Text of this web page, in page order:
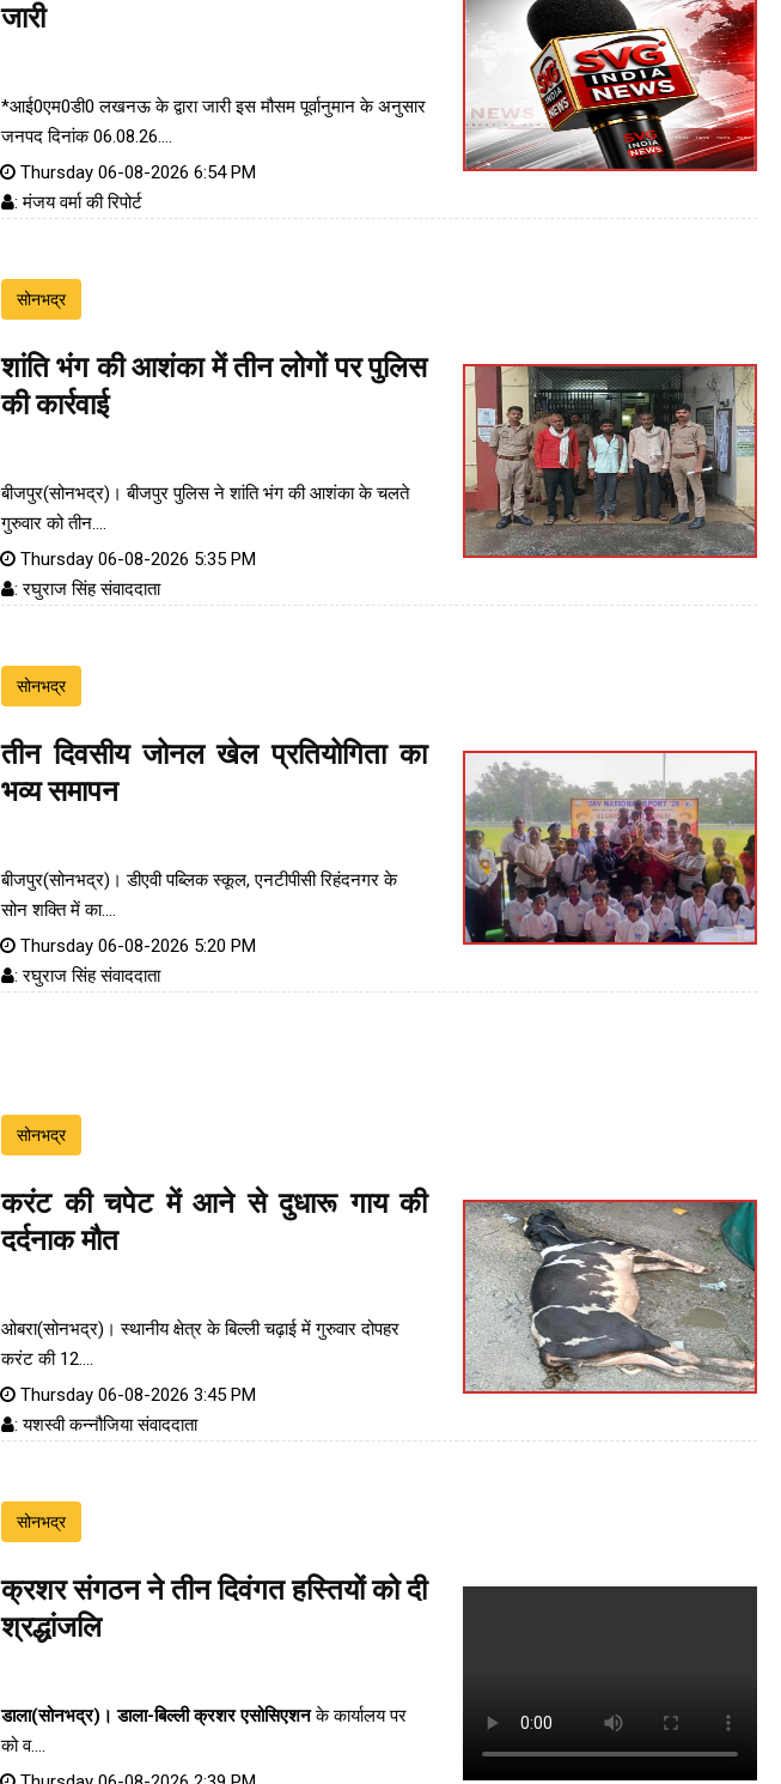
जारी
*आई0एम0डी0 लखनऊ के द्वारा जारी इस मौसम पूर्वानुमान के अनुसार
जनपद दिनांक 06.08.26....
Thursday 06-08-2026 6:54 PM
: मंजय वर्मा की रिपोर्ट
सोनभद्र
शांति भंग की आशंका में तीन लोगों पर पुलिस
की कार्रवाई
बीजपुर(सोनभद्र)। बीजपुर पुलिस ने शांति भंग की आशंका के चलते
गुरुवार को तीन....
Thursday 06-08-2026 5:35 PM
: रघुराज सिंह संवाददाता
सोनभद्र
तीन दिवसीय जोनल खेल प्रतियोगिता का
भव्य समापन
बीजपुर(सोनभद्र)। डीएवी पब्लिक स्कूल, एनटीपीसी रिहंदनगर के
सोन शक्ति में का....
Thursday 06-08-2026 5:20 PM
: रघुराज सिंह संवाददाता
सोनभद्र
करंट की चपेट में आने से दुधारू गाय की
दर्दनाक मौत
ओबरा(सोनभद्र)। स्थानीय क्षेत्र के बिल्ली चढ़ाई में गुरुवार दोपहर
करंट की 12....
Thursday 06-08-2026 3:45 PM
: यशस्वी कन्नौजिया संवाददाता
सोनभद्र
क्रशर संगठन ने तीन दिवंगत हस्तियों को दी
श्रद्धांजलि
डाला(सोनभद्र)। डाला-बिल्ली क्रशर एसोसिएशनके कार्यालय पर
को व....